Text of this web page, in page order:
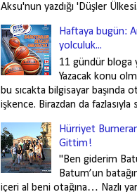
Aksu'nun yazdığı 'Düşler
Haftaya bugün:
yolculuk...
11 gündür bloga
Yazacak konu
bu sıcakta bilgisayar başında
işkence. Birazdan da fazlasıyla
Hürriyet
Gittim!
"Ben giderim
Batum’un
içeri al beni otağına… Nazlı